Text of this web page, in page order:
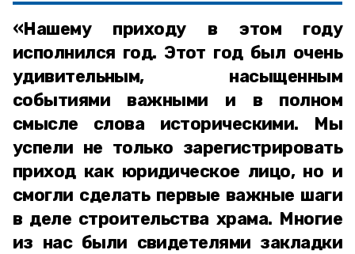
«Нашему приходу в этом году
исполнился год. Этот год был очень
удивительным, насыщенным
событиями важными и в полном
смысле слова историческими. Мы
успели не только зарегистрировать
приход как юридическое лицо, но и
смогли сделать первые важные шаги
в деле строительства храма. Многие
из нас были свидетелями закладки